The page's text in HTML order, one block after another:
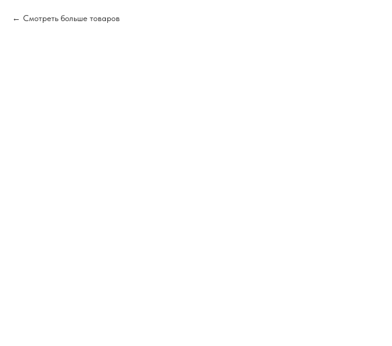
Смотреть больше товаров